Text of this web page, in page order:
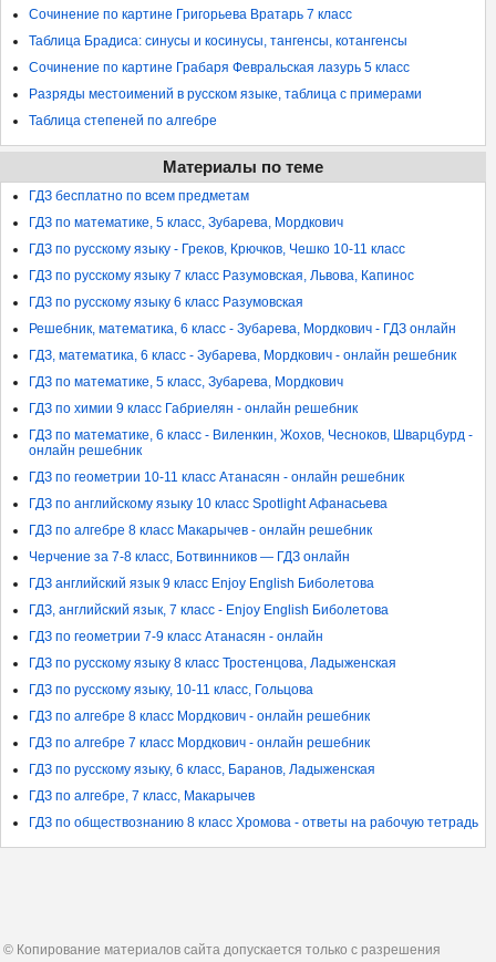
Сочинение по картине Григорьева Вратарь 7 класс
Таблица Брадиса: синусы и косинусы, тангенсы, котангенсы
Сочинение по картине Грабаря Февральская лазурь 5 класс
Разряды местоимений в русском языке, таблица с примерами
Таблица степеней по алгебре
Материалы по теме
ГДЗ бесплатно по всем предметам
ГДЗ по математике, 5 класс, Зубарева, Мордкович
ГДЗ по русскому языку - Греков, Крючков, Чешко 10-11 класс
ГДЗ по русскому языку 7 класс Разумовская, Львова, Капинос
ГДЗ по русскому языку 6 класс Разумовская
Решебник, математика, 6 класс - Зубарева, Мордкович - ГДЗ онлайн
ГДЗ, математика, 6 класс - Зубарева, Мордкович - онлайн решебник
ГДЗ по математике, 5 класс, Зубарева, Мордкович
ГДЗ по химии 9 класс Габриелян - онлайн решебник
ГДЗ по математике, 6 класс - Виленкин, Жохов, Чесноков, Шварцбурд -
онлайн решебник
ГДЗ по геометрии 10-11 класс Атанасян - онлайн решебник
ГДЗ по английскому языку 10 класс Spotlight Афанасьева
ГДЗ по алгебре 8 класс Макарычев - онлайн решебник
Черчение за 7-8 класс, Ботвинников — ГДЗ онлайн
ГДЗ английский язык 9 класс Enjoy English Биболетова
ГДЗ, английский язык, 7 класс - Enjoy English Биболетова
ГДЗ по геометрии 7-9 класс Атанасян - онлайн
ГДЗ по русскому языку 8 класс Тростенцова, Ладыженская
ГДЗ по русскому языку, 10-11 класс, Гольцова
ГДЗ по алгебре 8 класс Мордкович - онлайн решебник
ГДЗ по алгебре 7 класс Мордкович - онлайн решебник
ГДЗ по русскому языку, 6 класс, Баранов, Ладыженская
ГДЗ по алгебре, 7 класс, Макарычев
ГДЗ по обществознанию 8 класс Хромова - ответы на рабочую тетрадь
© Копирование материалов сайта допускается только с разрешения